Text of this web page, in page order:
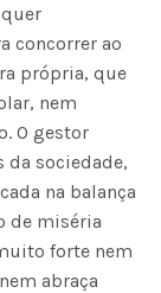
concorrer ao
própria, que
nem
O gestor
da sociedade,
na balança
de miséria
forte nem
abraça